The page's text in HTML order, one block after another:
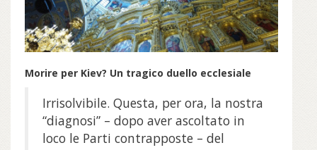
Morire per Kiev? Un tragico duello ecclesiale
Irrisolvibile. Questa, per ora, la nostra
“diagnosi” – dopo aver ascoltato in
loco le Parti contrapposte – del